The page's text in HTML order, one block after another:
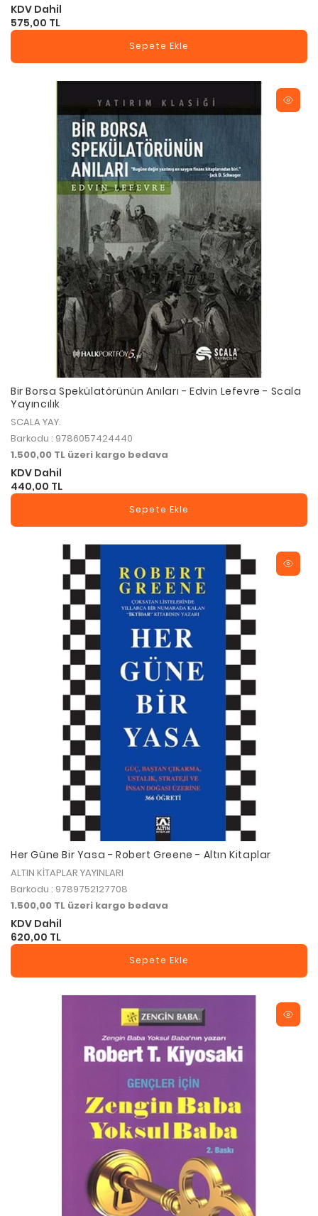
KDV Dahil
575,00 TL
Sepete Ekle
Bir Borsa Spekülatörünün Anıları - Edvin Lefevre - Scala
Yayıncılık
SCALA YAY.
Barkodu : 9786057424440
1.500,00 TL üzeri kargo bedava
KDV Dahil
440,00 TL
Sepete Ekle
Her Güne Bir Yasa - Robert Greene - Altın Kitaplar
ALTIN KİTAPLAR YAYINLARI
Barkodu : 9789752127708
1.500,00 TL üzeri kargo bedava
KDV Dahil
620,00 TL
Sepete Ekle